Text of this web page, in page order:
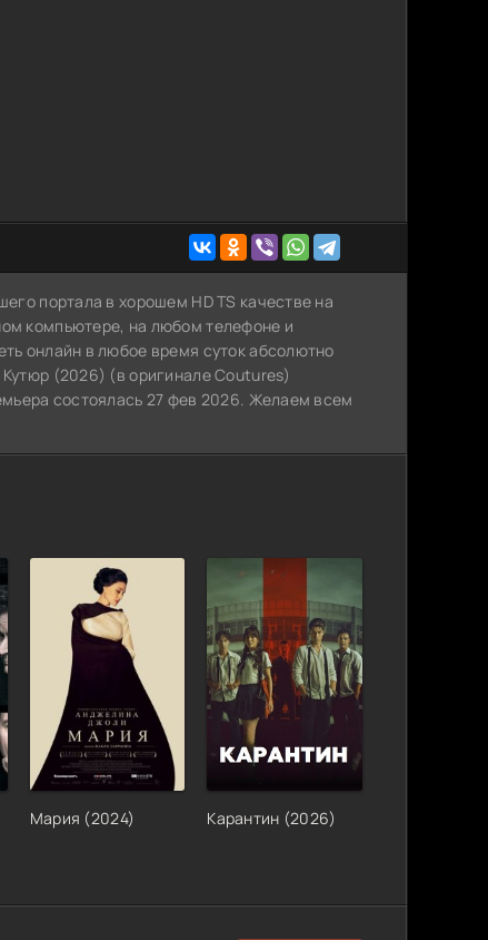
портала в хорошем HD TS качестве на
компьютере, на любом телефоне и
онлайн в любое время суток абсолютно
(2026) (в оригинале Coutures)
состоялась 27 фев 2026. Желаем всем
Мария (2024) Карантин (2026)